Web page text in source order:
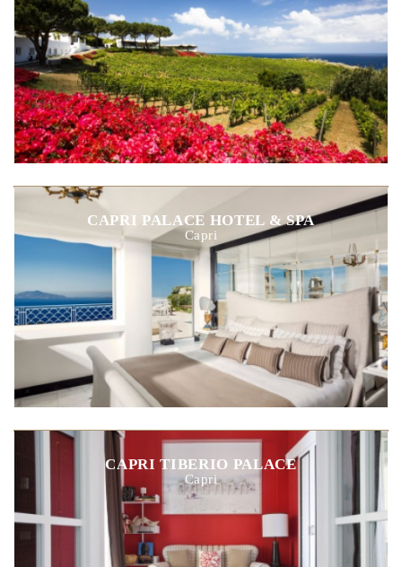
CAPRI PALACE HOTEL & SPA
Capri
CAPRI TIBERIO PALACE
Capri